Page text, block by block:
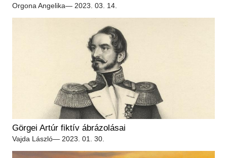
Orgona Angelika— 2023. 03. 14.
Görgei Artúr fiktív ábrázolásai
Vajda László— 2023. 01. 30.